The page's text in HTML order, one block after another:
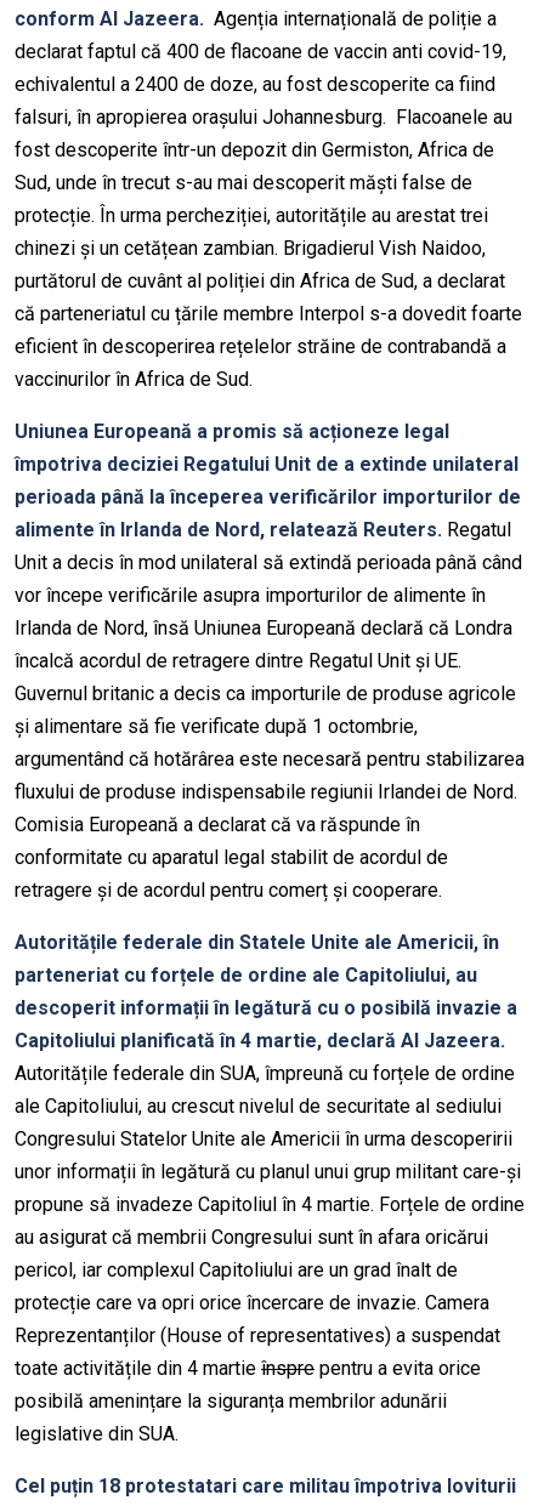
conform Al Jazeera. Agenția internațională de poliție a
declarat faptul că 400 de flacoane de vaccin anti covid-19,
echivalentul a 2400 de doze, au fost descoperite ca fiind
falsuri, în apropierea orașului Johannesburg. Flacoanele au
fost descoperite într-un depozit din Germiston, Africa de
Sud, unde în trecut s-au mai descoperit măști false de
protecție. În urma percheziției, autoritățile au arestat trei
chinezi și un cetățean zambian. Brigadierul Vish Naidoo,
purtătorul de cuvânt al poliției din Africa de Sud, a declarat
că parteneriatul cu țările membre Interpol s-a dovedit foarte
eficient în descoperirea rețelelor străine de contrabandă a
vaccinurilor în Africa de Sud.
Uniunea Europeană a promis să acționeze legal
împotriva deciziei Regatului Unit de a extinde unilateral
perioada până la începerea verificărilor importurilor de
alimente în Irlanda de Nord, relatează Reuters. Regatul
Unit a decis în mod unilateral să extindă perioada până când
vor începe verificările asupra importurilor de alimente în
Irlanda de Nord, însă Uniunea Europeană declară că Londra
încalcă acordul de retragere dintre Regatul Unit și UE.
Guvernul britanic a decis ca importurile de produse agricole
și alimentare să fie verificate după 1 octombrie,
argumentând că hotărârea este necesară pentru stabilizarea
fluxului de produse indispensabile regiunii Irlandei de Nord.
Comisia Europeană a declarat că va răspunde în
conformitate cu aparatul legal stabilit de acordul de
retragere și de acordul pentru comerț și cooperare.
Autoritățile federale din Statele Unite ale Americii, în
parteneriat cu forțele de ordine ale Capitoliului, au
descoperit informații în legătură cu o posibilă invazie a
Capitoliului planificată în 4 martie, declară Al Jazeera.
Autoritățile federale din SUA, împreună cu forțele de ordine
ale Capitoliului, au crescut nivelul de securitate al sediului
Congresului Statelor Unite ale Americii în urma descoperirii
unor informații în legătură cu planul unui grup militant care-și
propune să invadeze Capitoliul în 4 martie. Forțele de ordine
au asigurat că membrii Congresului sunt în afara oricărui
pericol, iar complexul Capitoliului are un grad înalt de
protecție care va opri orice încercare de invazie. Camera
Reprezentanților (House of representatives) a suspendat
toate activitățile din 4 martie înspre pentru a evita orice
posibilă amenințare la siguranța membrilor adunării
legislative din SUA.
Cel puțin 18 protestatari care militau împotriva loviturii